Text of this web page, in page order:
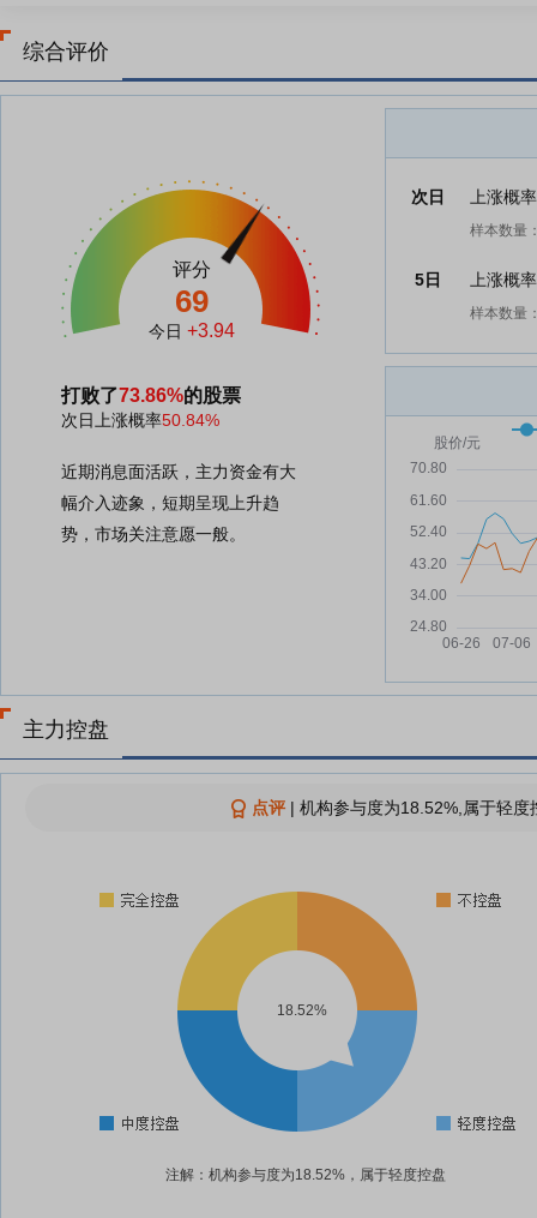
综合评价
评分
69
今日 +3.94
打败了73.86%的股票
次日上涨概率50.84%
近期消息面活跃，主力资金有大
幅介入迹象，短期呈现上升趋
势，市场关注意愿一般。
次日 上涨概
样本数量
5日 上涨概
样本数量
主力控盘
点评| 机构参与度为18.52%,属于轻
18.52%
注解：机构参与度为18.52%，属于轻度控盘